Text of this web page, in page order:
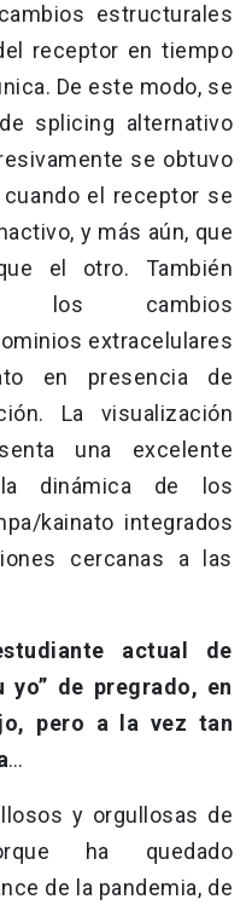
estructurales
receptor en tiempo
De este modo, se
splicing alternativo
se obtuvo
el receptor se
y más aún, que
el otro. También
los cambios
extracelulares
en presencia de
La visualización
una excelente
dinámica de los
kainato integrados
cercanas a las
actual de
yo” de pregrado, en
pero a la vez tan
…
y orgullosas de
ha quedado
de la pandemia, de